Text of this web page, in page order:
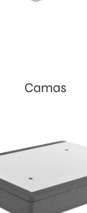
Camas